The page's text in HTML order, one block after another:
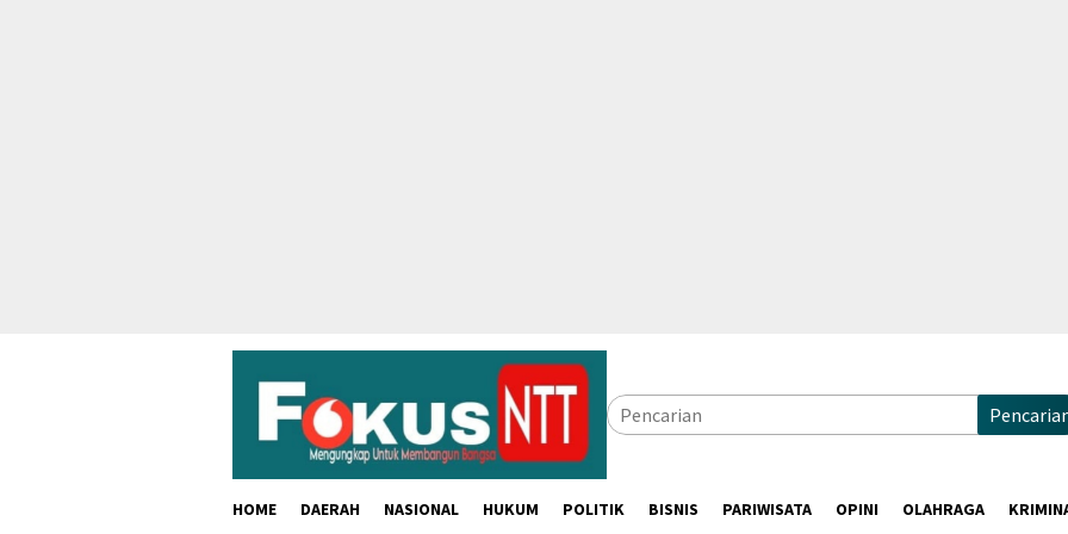
HOME DAERAH NASIONAL HUKUM POLITIK BISNIS PARIWISATA OPINI OLAHRAGA